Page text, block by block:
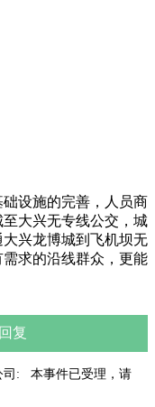
设施的完善，人员商
大兴无专线公交，城
兴龙博城到飞机坝无
求的沿线群众，更能
复
司: 本事件已受理，请